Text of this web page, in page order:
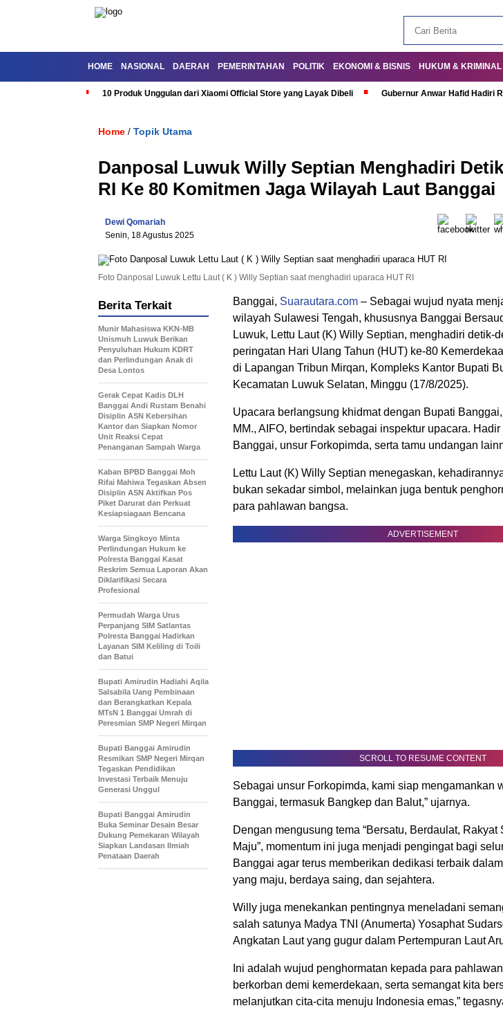
HOME NASIONAL DAERAH PEMERINTAHAN POLITIK EKONOMI & BISNIS HUKUM & KRIMINAL
10 Produk Unggulan dari Xiaomi Official Store yang Layak Dibeli Gubernur Anwar Hafid Hadiri
Home / Topik Utama
Danposal Luwuk Willy Septian Menghadiri
RI Ke 80 Komitmen Jaga Wilayah Laut Banggai
Dewi Qomariah
Senin, 18 Agustus 2025
Foto Danposal Luwuk Lettu Laut ( K ) Willy Septian saat menghadiri uparaca HUT RI
Banggai, Suarautara.com – Sebagai wujud nyata
wilayah Sulawesi Tengah, khususnya Banggai
Luwuk, Lettu Laut (K) Willy Septian, menghadiri detik-
peringatan Hari Ulang Tahun (HUT) ke-80
di Lapangan Tribun Mirqan, Kompleks Kantor Bupati
Kecamatan Luwuk Selatan, Minggu (17/8/2025).
Upacara berlangsung khidmat dengan Bupati Banggai,
MM., AIFO, bertindak sebagai inspektur upacara.
Banggai, unsur Forkopimda, serta tamu undangan
Lettu Laut (K) Willy Septian menegaskan,
bukan sekadar simbol, melainkan juga bentuk
para pahlawan bangsa.
ADVERTISEMENT
SCROLL TO RESUME CONTENT
Sebagai unsur Forkopimda, kami siap mengamankan
Banggai, termasuk Bangkep dan Balut,” ujarnya.
Dengan mengusung tema “Bersatu, Berdaulat, Rakyat
Maju”, momentum ini juga menjadi pengingat bagi
Banggai agar terus memberikan dedikasi terbaik
yang maju, berdaya saing, dan sejahtera.
Willy juga menekankan pentingnya meneladani
salah satunya Madya TNI (Anumerta) Yosaphat
Angkatan Laut yang gugur dalam Pertempuran Laut
Ini adalah wujud penghormatan kepada para
berkorban demi kemerdekaan, serta semangat kita
melanjutkan cita-cita menuju Indonesia emas,”
Berita Terkait
Munir Mahasiswa KKN-MB
Unismuh Luwuk Berikan
Penyuluhan Hukum KDRT
dan Perlindungan Anak di
Desa Lontos
Gerak Cepat Kadis DLH
Banggai Andi Rustam Benahi
Disiplin ASN Kebersihan
Kantor dan Siapkan Nomor
Unit Reaksi Cepat
Penanganan Sampah Warga
Kaban BPBD Banggai Moh
Rifai Mahiwa Tegaskan Absen
Disiplin ASN Aktifkan Pos
Piket Darurat dan Perkuat
Kesiapsiagaan Bencana
Warga Singkoyo Minta
Perlindungan Hukum ke
Polresta Banggai Kasat
Reskrim Semua Laporan Akan
Diklarifikasi Secara
Profesional
Permudah Warga Urus
Perpanjang SIM Satlantas
Polresta Banggai Hadirkan
Layanan SIM Keliling di Toili
dan Batui
Bupati Amirudin Hadiahi Aqila
Salsabila Uang Pembinaan
dan Berangkatkan Kepala
MTsN 1 Banggai Umrah di
Peresmian SMP Negeri Mirqan
Bupati Banggai Amirudin
Resmikan SMP Negeri Mirqan
Tegaskan Pendidikan
Investasi Terbaik Menuju
Generasi Unggul
Bupati Banggai Amirudin
Buka Seminar Desain Besar
Dukung Pemekaran Wilayah
Siapkan Landasan Ilmiah
Penataan Daerah